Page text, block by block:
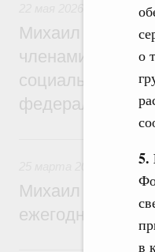
о
5.
в
Развитие
Михаил
членами
социально-
федерального
Михаил
ежегодного